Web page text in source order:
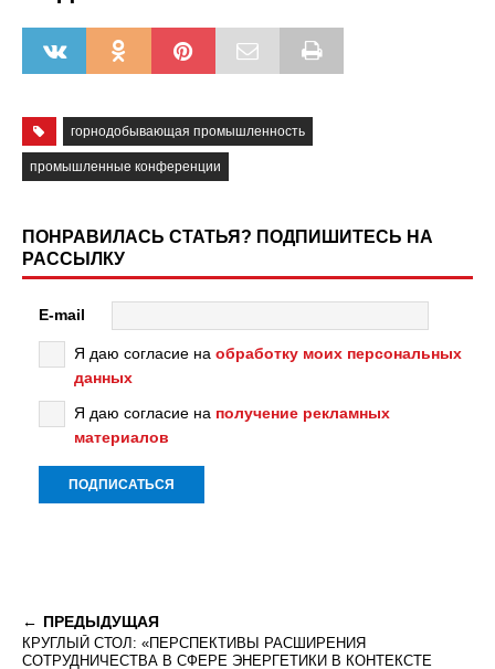
горнодобывающая промышленность
промышленные конференции
ПОНРАВИЛАСЬ СТАТЬЯ? ПОДПИШИТЕСЬ НА
РАССЫЛКУ
E-mail
Я даю согласие на обработку моих персональных
данных
Я даю согласие на получение рекламных
материалов
ПРЕДЫДУЩАЯ
КРУГЛЫЙ СТОЛ: «ПЕРСПЕКТИВЫ РАСШИРЕНИЯ
СОТРУДНИЧЕСТВА В СФЕРЕ ЭНЕРГЕТИКИ В КОНТЕКСТЕ